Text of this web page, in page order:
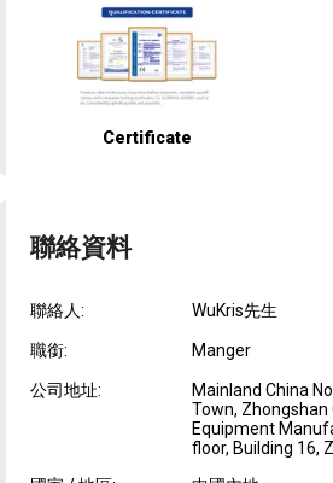
Certificate
聯絡資料
聯絡人: WuKris先生
職銜: Manger
公司地址:
Mainland China
Town,
Equipment
floor, Building 16,